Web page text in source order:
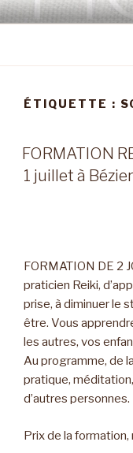
Aller
au
principal
REIKI
Soins et formations
ÉTIQUETTE :
FORMATION
1 juillet à
FORMATION DE 2
praticien Reiki,
prise, à diminuer le
être. Vous
les autres, vos
Au programme, de
pratique,
d’autres personnes.
Prix de la